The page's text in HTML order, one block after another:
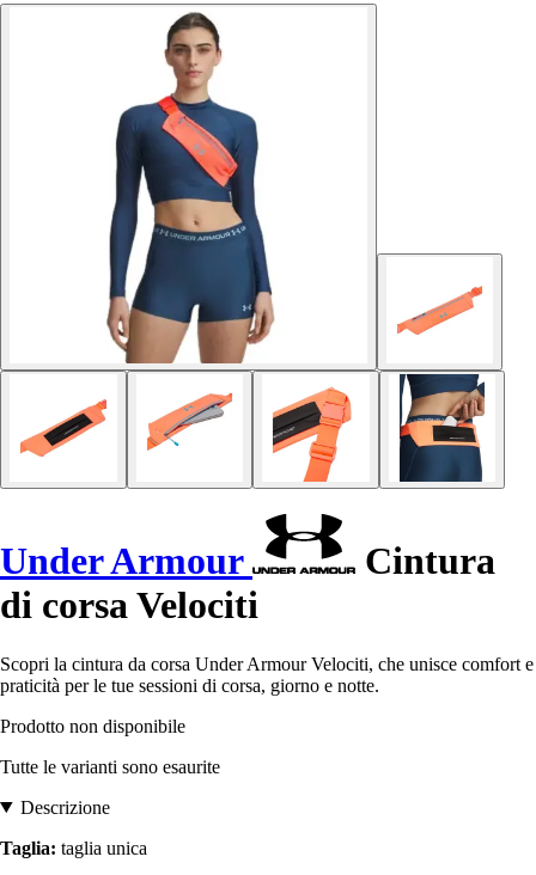
Under Armour
Cintura
di corsa Velociti
Scopri la cintura da corsa Under Armour Velociti, che unisce comfort e
praticità per le tue sessioni di corsa, giorno e notte.
Prodotto non disponibile
Tutte le varianti sono esaurite
Descrizione
Taglia: taglia unica